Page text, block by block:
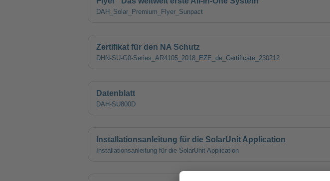
DAH_Solar_Premium_Flyer_Sunpact
Zertifikat für den NA Schutz
DHN-SU-G0-Series_AR4105_2018_EZE_de_Certificate_230212
Datenblatt
DAH-SU800D
Installationsanleitung für die SolarUnit Application
Installationsanleitung für die SolarUnit Application